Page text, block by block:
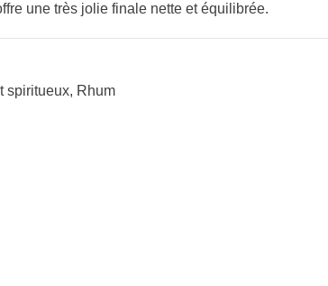
une très jolie finale nette et équilibrée.
spiritueux, Rhum